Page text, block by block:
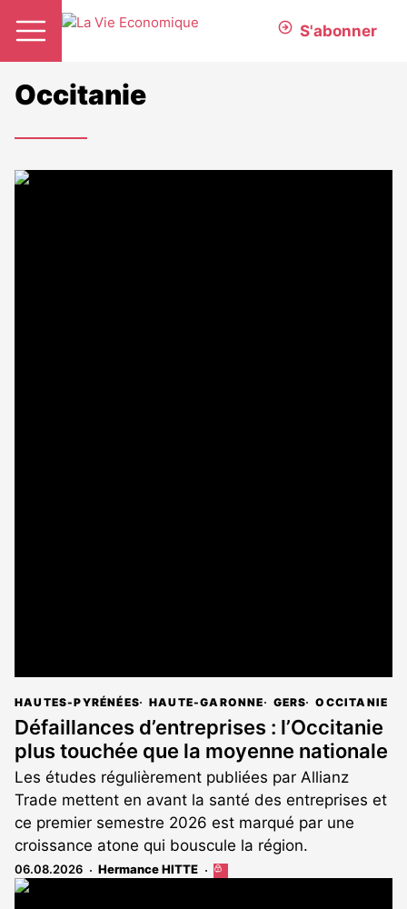
S'abonner
Occitanie
HAUTES-PYRÉNÉES HAUTE-GARONNE GERS OCCITANIE
Défaillances d’entreprises : l’Occitanie
plus touchée que la moyenne nationale
Les études régulièrement publiées par Allianz
Trade mettent en avant la santé des entreprises et
ce premier semestre 2026 est marqué par une
croissance atone qui bouscule la région.
06.08.2026 Hermance HITTE
Cet